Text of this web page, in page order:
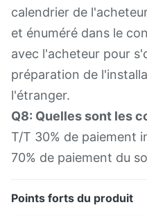
calendrier de
et énuméré dans le
avec l'acheteur pour
préparation de
l'étranger.
Q8: Quelles sont les
T/T 30% de paiement
70% de paiement du
Points forts du produit